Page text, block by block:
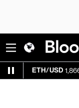
1,866.275 -